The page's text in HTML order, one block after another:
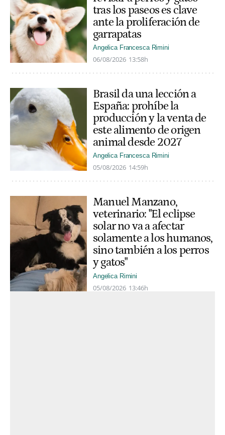
tras los paseos es clave
ante la proliferación de
garrapatas
Angelica Francesca Rimini
06/08/2026 13:58h
Brasil da una lección a
España: prohíbe la
producción y la venta de
este alimento de origen
animal desde 2027
Angelica Francesca Rimini
05/08/2026 14:59h
Manuel Manzano,
veterinario: "El eclipse
solar no va a afectar
solamente a los humanos,
sino también a los perros
y gatos"
Angelica Rimini
05/08/2026 13:46h